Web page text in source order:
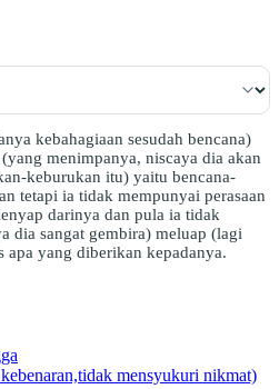
kebahagiaan sesudah bencana)
menimpanya, niscaya dia akan
keburukan itu) yaitu bencana-
tetapi ia tidak mempunyai perasaan
darinya dan pula ia tidak
dia sangat gembira) meluap (lagi
apa yang diberikan kepadanya.
mensyukuri nikmat)